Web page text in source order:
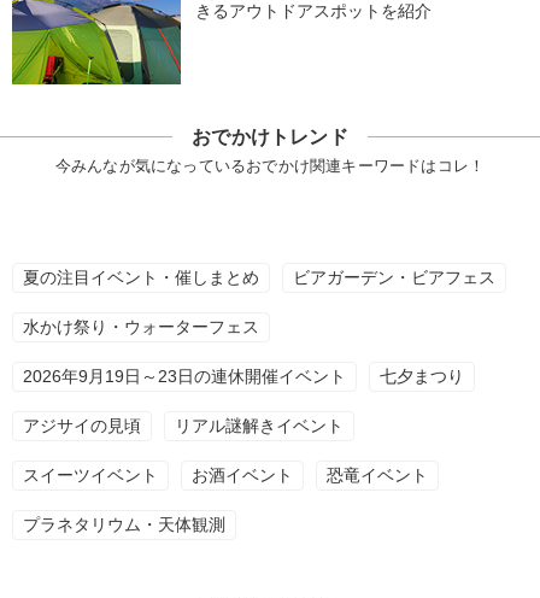
きるアウトドアスポットを紹介
おでかけトレンド
今みんなが気になっているおでかけ関連キーワードはコレ！
夏の注目イベント・催しまとめ ビアガーデン・ビアフェス
水かけ祭り・ウォーターフェス
2026年9月19日～23日の連休開催イベント 七夕まつり
アジサイの見頃 リアル謎解きイベント
スイーツイベント お酒イベント 恐竜イベント
プラネタリウム・天体観測